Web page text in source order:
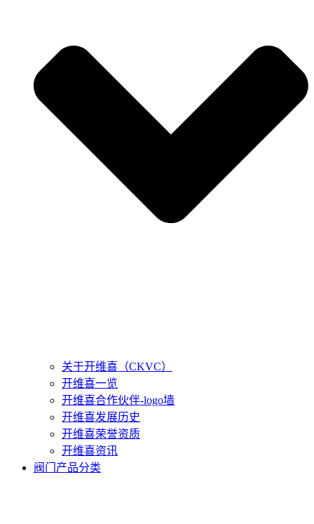
关于开维喜（CKVC）
开维喜一览
开维喜合作伙伴-logo墙
开维喜发展历史
开维喜荣誉资质
开维喜资讯
阀门产品分类